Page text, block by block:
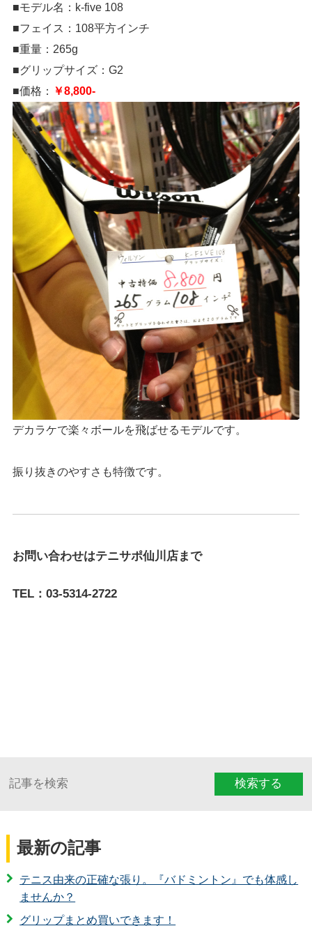
■モデル名：k-five 108
■フェイス：108平方インチ
■重量：265g
■グリップサイズ：G2
■価格： ￥8,800-
デカラケで楽々ボールを飛ばせるモデルです。
振り抜きのやすさも特徴です。
お問い合わせはテニサポ仙川店まで
TEL：03-5314-2722
検索する
最新の記事
テニス由来の正確な張り。『バドミントン』でも体感し
ませんか？
グリップまとめ買いできます！